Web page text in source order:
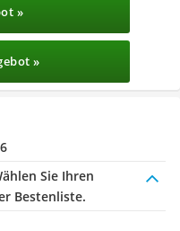
»
»
Sie Ihren
Bestenliste.